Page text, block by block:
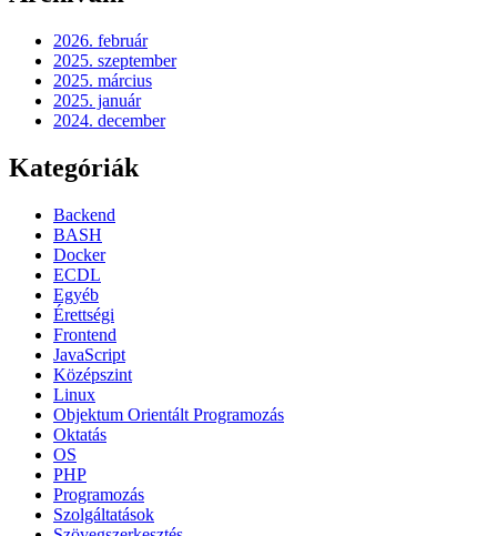
2026. február
2025. szeptember
2025. március
2025. január
2024. december
Kategóriák
Backend
BASH
Docker
ECDL
Egyéb
Érettségi
Frontend
JavaScript
Középszint
Linux
Objektum Orientált Programozás
Oktatás
OS
PHP
Programozás
Szolgáltatások